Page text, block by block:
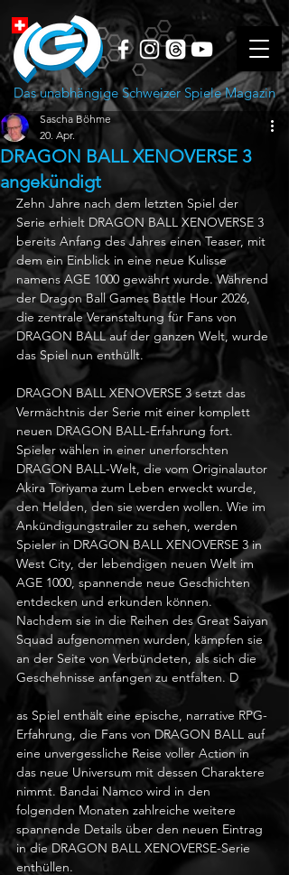
Das unabhängige Schweizer Spiele Magazin
DRAGON BALL XENOVERSE 3
angekündigt
Sascha Böhme
20. Apr.
Zehn Jahre nach dem letzten Spiel der
Serie erhielt DRAGON BALL XENOVERSE 3
bereits Anfang des Jahres einen Teaser, mit
dem ein Einblick in eine neue Kulisse
namens AGE 1000 gewährt wurde. Während
der Dragon Ball Games Battle Hour 2026,
die zentrale Veranstaltung für Fans von
DRAGON BALL auf der ganzen Welt, wurde
das Spiel nun enthüllt.
DRAGON BALL XENOVERSE 3 setzt das
Vermächtnis der Serie mit einer komplett
neuen DRAGON BALL-Erfahrung fort.
Spieler wählen in einer unerforschten
DRAGON BALL-Welt, die vom Originalautor
Akira Toriyama zum Leben erweckt wurde,
den Helden, den sie werden wollen. Wie im
Ankündigungstrailer zu sehen, werden
Spieler in DRAGON BALL XENOVERSE 3 in
West City, der lebendigen neuen Welt im
AGE 1000, spannende neue Geschichten
entdecken und erkunden können.
Nachdem sie in die Reihen des Great Saiyan
Squad aufgenommen wurden, kämpfen sie
an der Seite von Verbündeten, als sich die
Geschehnisse anfangen zu entfalten. D
as Spiel enthält eine epische, narrative RPG-
Erfahrung, die Fans von DRAGON BALL auf
eine unvergessliche Reise voller Action in
das neue Universum mit dessen Charaktere
nimmt. Bandai Namco wird in den
folgenden Monaten zahlreiche weitere
spannende Details über den neuen Eintrag
in die DRAGON BALL XENOVERSE-Serie
enthüllen.